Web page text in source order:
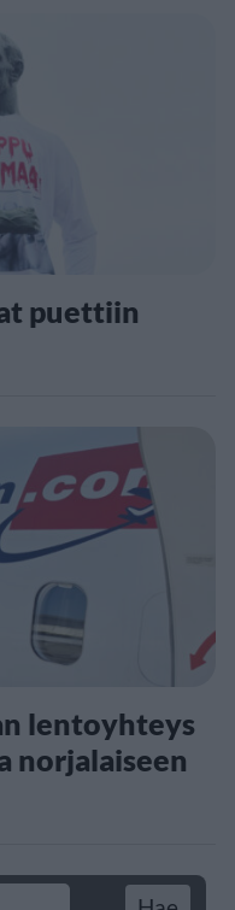
puettiin
lentoyhteys
norjalaiseen